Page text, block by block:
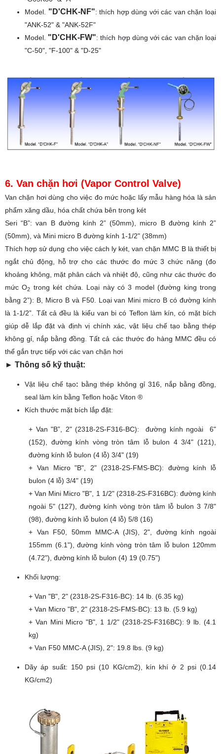
Model. "D'CHK-NF": thích hợp dùng với các van chặn loại
"ANK-52" & "ANK-52F"
Model. "D'CHK-FW": thích hợp dùng với các van chặn loại
"C-50", "F-100" & "D-25"
6. Van chặn hơi (Vapor Control Valve)
Van chặn hơi dùng cho việc đo mức hoặc lấy mẫu hàng hóa là sản
phẩm xăng dầu, hóa chất chứa bên trong két
Seri “B”: van B đường kính 2” (50mm), micro B đường kính 2”
(50mm), và Mini micro B đường kính 1-1/2" (38mm)
Thích hợp sử dụng cho việc cách ly két, van chặn MMC B là thiết bị
ngắt chủ động, hỗ trợ cho các thước đo mức 3 chức năng (đo
khoảng không, mặt phân cách và nhiệt độ, cũng như các thước đo
mức O2 trong két chứa. Loại này có 3 model (đường king trong
bằng 2”): B, Micro B và F50. Loại van Mini micro B có đường kính
là 1-1/2”. Tất cả đều là kiểu van bi có Teflon làm kín, có mặt bích
giúp dễ lắp đặt và định vị chính xác, vật liệu chế tạo bằng thép
không gỉ, nắp bằng đồng. Tất cả các thước đo hàng MMC đều có
thể gắn trực tiếp với các van chặn hơi
► Thông số kỹ thuật:
Vật liệu chế tạo: bằng thép không gỉ 316, nắp bằng đồng,
seal làm kín bằng Teflon hoặc Viton ®
Kích thước mặt bích lắp đặt:
+ Van "B”, 2" (2318-2S-F316-BC): đường kính ngoài 6"
(152), đường kính vòng tròn tâm lỗ bulon 4 3/4" (121),
đường kính lỗ bulon (4 lỗ) 3/4" (19)
+ Van Micro "B", 2" (2318-2S-FMS-BC): đường kính lỗ
bulon (4 lỗ) 3/4" (19)
+ Van Mini Micro "B", 1 1/2" (2318-2S-F316BC): đường kính
ngoài 5" (127), đường kính vòng tròn tâm lỗ bulon 3 7/8"
(98), đường kính lỗ bulon (4 lỗ) 5/8 (16)
+ Van F50, 50mm MMC-A (JIS), 2", đường kính ngoài
155mm (6.1"), đường kính vòng tròn tâm lỗ bulon 120mm
(4.72"), đường kính lỗ bulon (4) 19 (0.75")
Khối lượng:
+ Van "B", 2" (2318-2S-F316-BC): 14 lb. (6.35 kg)
+ Van Micro "B", 2" (2318-2S-FMS-BC): 13 lb. (5.9 kg)
+ Van Mini Micro "B", 1 1/2" (2318-2S-F316BC): 9 lb. (4.1
kg)
+ Van F50 MMC-A (JIS), 2": 19.8 lbs. (9 kg)
Dãy áp suất: 150 psi (10 KG/cm2), kín khí ở 2 psi (0.14
KG/cm2)